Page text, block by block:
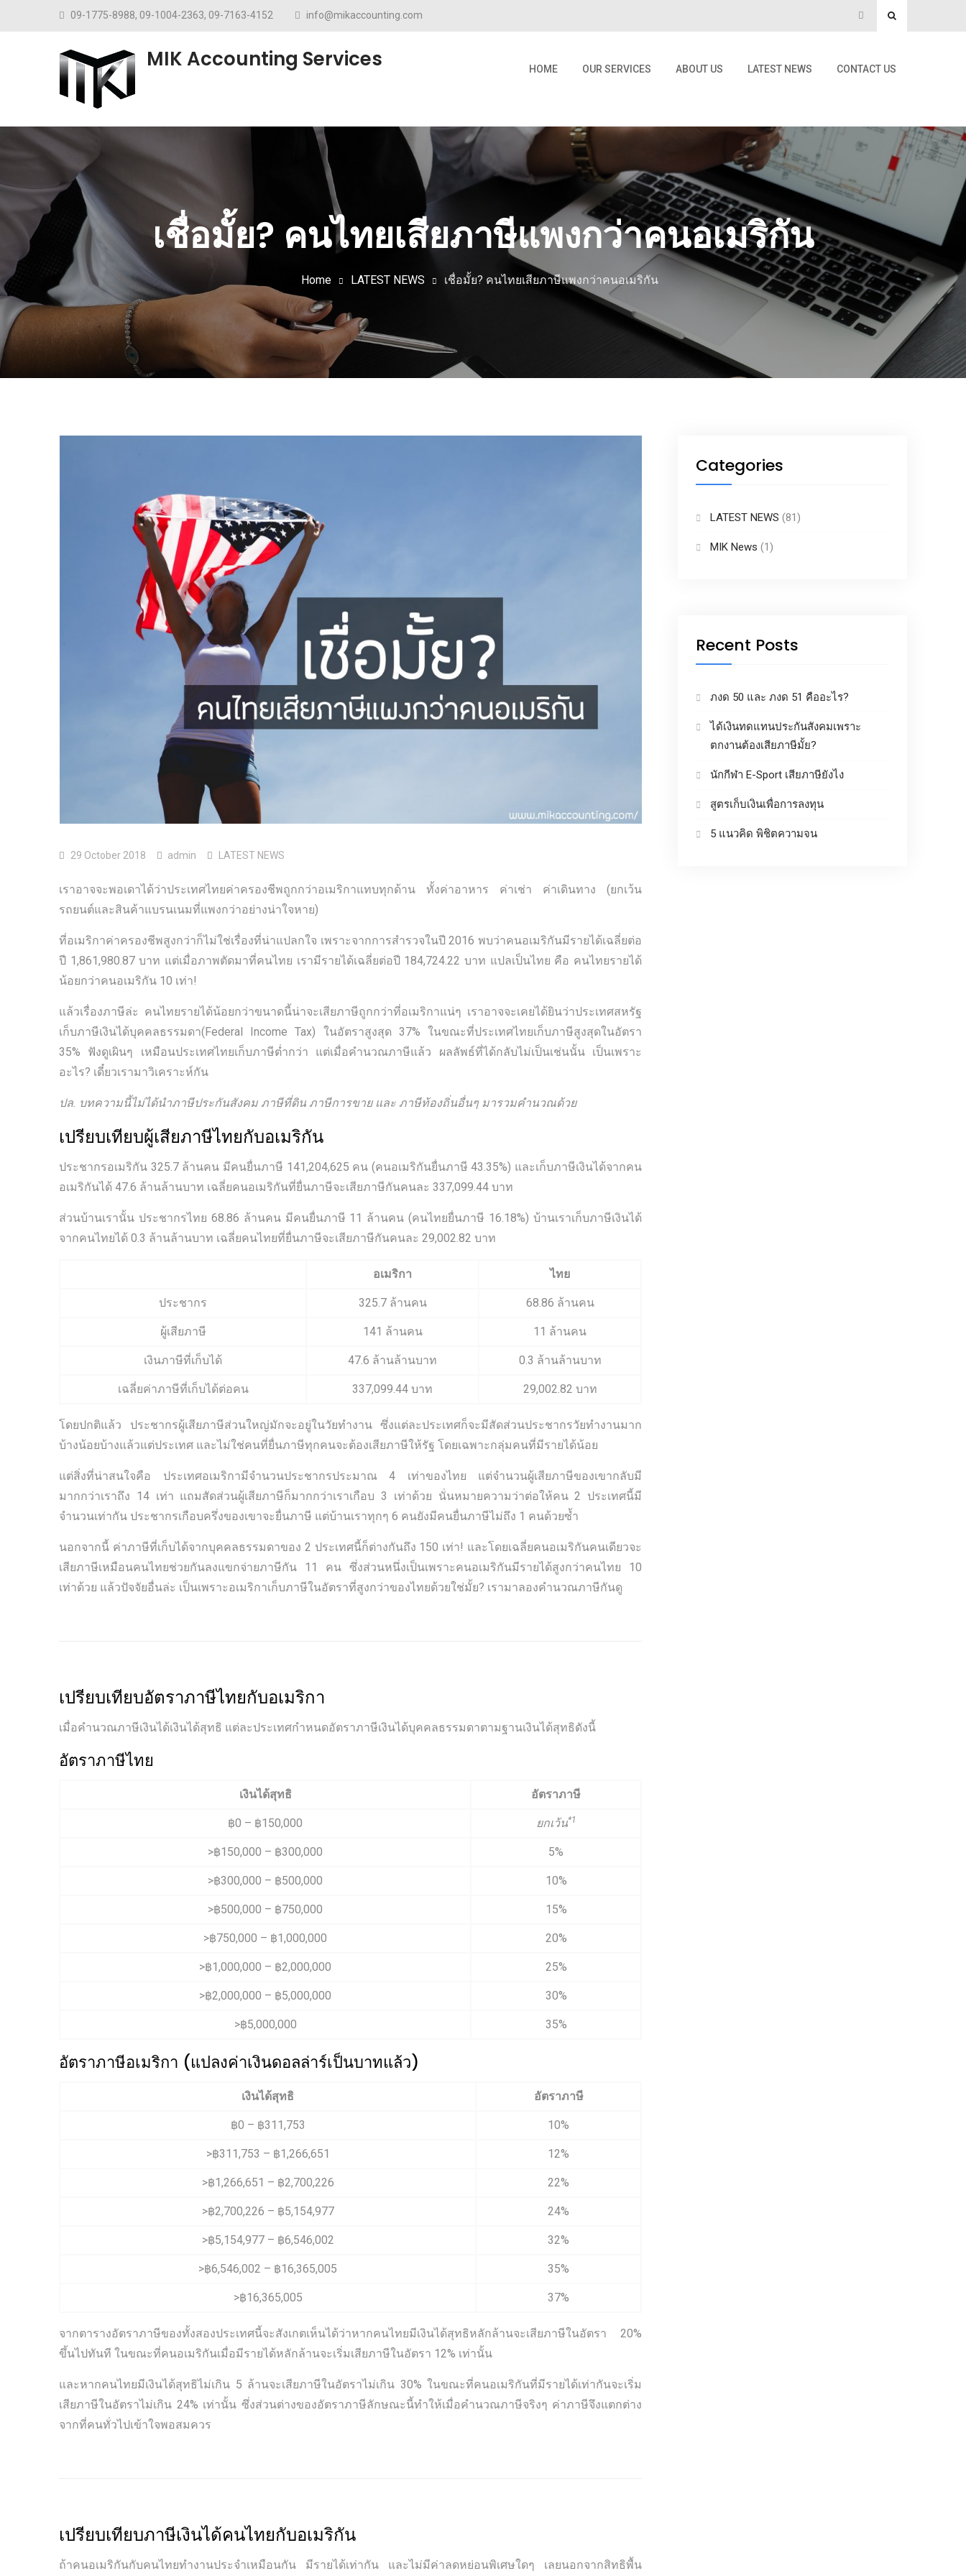
Skip to content09-1775-8988, 09-1004-2363, 09-7163-4152 info@mikaccounting.com
MIK Accounting Services HOME OUR SERVICES ABOUT US LATEST NEWS CONTACT US
เชื่อมั้ย? คนไทยเสียภาษีแพงกว่าคนอเมริกัน
Home LATEST NEWS เชื่อมั้ย? คนไทยเสียภาษีแพงกว่าคนอเมริกัน
29 October 2018 admin LATEST NEWS
เราอาจจะพอเดาได้ว่าประเทศไทยค่าครองชีพถูกกว่าอเมริกาแทบทุกด้าน ทั้งค่าอาหาร ค่าเช่า ค่าเดินทาง (ยกเว้น
รถยนต์และสินค้าแบรนเนมที่แพงกว่าอย่างน่าใจหาย)
ที่อเมริกาค่าครองชีพสูงกว่าก็ไม่ใช่เรื่องที่น่าแปลกใจ เพราะจากการสำรวจในปี 2016 พบว่าคนอเมริกันมีรายได้เฉลี่ยต่อ
ปี 1,861,980.87 บาท แต่เมื่อภาพตัดมาที่คนไทย เรามีรายได้เฉลี่ยต่อปี 184,724.22 บาท แปลเป็นไทย คือ คนไทยรายได้
น้อยกว่าคนอเมริกัน 10 เท่า!
แล้วเรื่องภาษีล่ะ คนไทยรายได้น้อยกว่าขนาดนี้น่าจะเสียภาษีถูกกว่าที่อเมริกาแน่ๆ เราอาจจะเคยได้ยินว่าประเทศสหรัฐ
เก็บภาษีเงินได้บุคคลธรรมดา(Federal Income Tax) ในอัตราสูงสุด 37% ในขณะที่ประเทศไทยเก็บภาษีสูงสุดในอัตรา
35% ฟังดูเผินๆ เหมือนประเทศไทยเก็บภาษีต่ำกว่า แต่เมื่อคำนวณภาษีแล้ว ผลลัพธ์ที่ได้กลับไม่เป็นเช่นนั้น เป็นเพราะ
อะไร? เดี๋ยวเรามาวิเคราะห์กัน
ปล. บทความนี้ไม่ได้นำภาษีประกันสังคม ภาษีที่ดิน ภาษีการขาย และ ภาษีท้องถิ่นอื่นๆ มารวมคำนวณด้วย
เปรียบเทียบผู้เสียภาษีไทยกับอเมริกัน
ประชากรอเมริกัน 325.7 ล้านคน มีคนยื่นภาษี 141,204,625 คน (คนอเมริกันยื่นภาษี 43.35%) และเก็บภาษีเงินได้จากคน
อเมริกันได้ 47.6 ล้านล้านบาท เฉลี่ยคนอเมริกันที่ยื่นภาษีจะเสียภาษีกันคนละ 337,099.44 บาท
ส่วนบ้านเรานั้น ประชากรไทย 68.86 ล้านคน มีคนยื่นภาษี 11 ล้านคน (คนไทยยื่นภาษี 16.18%) บ้านเราเก็บภาษีเงินได้
จากคนไทยได้ 0.3 ล้านล้านบาท เฉลี่ยคนไทยที่ยื่นภาษีจะเสียภาษีกันคนละ 29,002.82 บาท
อเมริกา ไทย
ประชากร 325.7 ล้านคน 68.86 ล้านคน
ผู้เสียภาษี 141 ล้านคน 11 ล้านคน
เงินภาษีที่เก็บได้ 47.6 ล้านล้านบาท 0.3 ล้านล้านบาท
เฉลี่ยค่าภาษีที่เก็บได้ต่อคน 337,099.44 บาท 29,002.82 บาท
โดยปกติแล้ว ประชากรผู้เสียภาษีส่วนใหญ่มักจะอยู่ในวัยทำงาน ซึ่งแต่ละประเทศก็จะมีสัดส่วนประชากรวัยทำงานมาก
บ้างน้อยบ้างแล้วแต่ประเทศ และไม่ใช่คนที่ยื่นภาษีทุกคนจะต้องเสียภาษีให้รัฐ โดยเฉพาะกลุ่มคนที่มีรายได้น้อย
แต่สิ่งที่น่าสนใจคือ ประเทศอเมริกามีจำนวนประชากรประมาณ 4 เท่าของไทย แต่จำนวนผู้เสียภาษีของเขากลับมี
มากกว่าเราถึง 14 เท่า แถมสัดส่วนผู้เสียภาษีก็มากกว่าเราเกือบ 3 เท่าด้วย นั่นหมายความว่าต่อให้คน 2 ประเทศนี้มี
จำนวนเท่ากัน ประชากรเกือบครึ่งของเขาจะยื่นภาษี แต่บ้านเราทุกๆ 6 คนยังมีคนยื่นภาษีไม่ถึง 1 คนด้วยซ้ำ
นอกจากนี้ ค่าภาษีที่เก็บได้จากบุคคลธรรมดาของ 2 ประเทศนี้ก็ต่างกันถึง 150 เท่า! และโดยเฉลี่ยคนอเมริกันคนเดียวจะ
เสียภาษีเหมือนคนไทยช่วยกันลงแขกจ่ายภาษีกัน 11 คน ซึ่งส่วนหนึ่งเป็นเพราะคนอเมริกันมีรายได้สูงกว่าคนไทย 10
เท่าด้วย แล้วปัจจัยอื่นล่ะ เป็นเพราะอเมริกาเก็บภาษีในอัตราที่สูงกว่าของไทยด้วยใช่มั้ย? เรามาลองคำนวณภาษีกันดู
เปรียบเทียบอัตราภาษีไทยกับอเมริกา
เมื่อคำนวณภาษีเงินได้เงินได้สุทธิ แต่ละประเทศกำหนดอัตราภาษีเงินได้บุคคลธรรมดาตามฐานเงินได้สุทธิดังนี้
อัตราภาษีไทย
เงินได้สุทธิ อัตราภาษี
฿0 – ฿150,000 ยกเว้น*1
>฿150,000 – ฿300,000 5%
>฿300,000 – ฿500,000 10%
>฿500,000 – ฿750,000 15%
>฿750,000 – ฿1,000,000 20%
>฿1,000,000 – ฿2,000,000 25%
>฿2,000,000 – ฿5,000,000 30%
>฿5,000,000 35%
อัตราภาษีอเมริกา (แปลงค่าเงินดอลล่าร์เป็นบาทแล้ว)
เงินได้สุทธิ อัตราภาษี
฿0 – ฿311,753 10%
>฿311,753 – ฿1,266,651 12%
>฿1,266,651 – ฿2,700,226 22%
>฿2,700,226 – ฿5,154,977 24%
>฿5,154,977 – ฿6,546,002 32%
>฿6,546,002 – ฿16,365,005 35%
>฿16,365,005 37%
จากตารางอัตราภาษีของทั้งสองประเทศนี้จะสังเกตเห็นได้ว่าหากคนไทยมีเงินได้สุทธิหลักล้านจะเสียภาษีในอัตรา 20%
ขึ้นไปทันที ในขณะที่คนอเมริกันเมื่อมีรายได้หลักล้านจะเริ่มเสียภาษีในอัตรา 12% เท่านั้น
และหากคนไทยมีเงินได้สุทธิไม่เกิน 5 ล้านจะเสียภาษีในอัตราไม่เกิน 30% ในขณะที่คนอเมริกันที่มีรายได้เท่ากันจะเริ่ม
เสียภาษีในอัตราไม่เกิน 24% เท่านั้น ซึ่งส่วนต่างของอัตราภาษีลักษณะนี้ทำให้เมื่อคำนวณภาษีจริงๆ ค่าภาษีจึงแตกต่าง
จากที่คนทั่วไปเข้าใจพอสมควร
เปรียบเทียบภาษีเงินได้คนไทยกับอเมริกัน
ถ้าคนอเมริกันกับคนไทยทำงานประจำเหมือนกัน มีรายได้เท่ากัน และไม่มีค่าลดหย่อนพิเศษใดๆ เลยนอกจากสิทธิพื้น
Categories
LATEST NEWS (81)
MIK News (1)
Recent Posts
ภงด 50 และ ภงด 51 คืออะไร?
ได้เงินทดแทนประกันสังคมเพราะ
ตกงานต้องเสียภาษีมั้ย?
นักกีฬา E-Sport เสียภาษียังไง
สูตรเก็บเงินเพื่อการลงทุน
5 แนวคิด พิชิตความจน